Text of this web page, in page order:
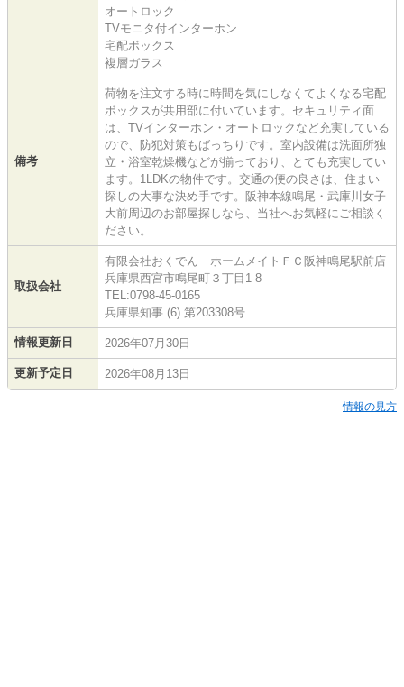
オートロック
TVモニタ付インターホン
宅配ボックス
複層ガラス
備考
荷物を注文する時に時間を気にしなくてよくなる宅配
ボックスが共用部に付いています。セキュリティ面
は、TVインターホン・オートロックなど充実している
ので、防犯対策もばっちりです。室内設備は洗面所独
立・浴室乾燥機などが揃っており、とても充実してい
ます。1LDKの物件です。交通の便の良さは、住まい
探しの大事な決め手です。阪神本線鳴尾・武庫川女子
大前周辺のお部屋探しなら、当社へお気軽にご相談く
ださい。
取扱会社
有限会社おくでん ホームメイトＦＣ阪神鳴尾駅前店
兵庫県西宮市鳴尾町３丁目1-8
TEL:0798-45-0165
兵庫県知事 (6) 第203308号
情報更新日 2026年07月30日
更新予定日 2026年08月13日
情報の見方